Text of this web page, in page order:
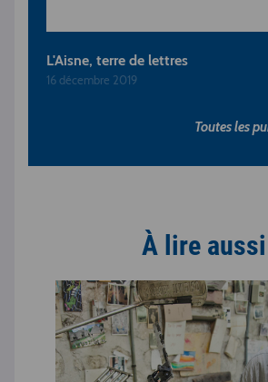
L'Aisne, terre de lettres
16 décembre 2019
Toutes les
À lire aussi